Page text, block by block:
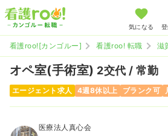
気になる
看護roo![カンゴルー] 看護roo! 転職 滋
オペ室(手術室) 2交代 / 常勤
エージェント求人 4週8休以上 ブランク可
医療法人真心会